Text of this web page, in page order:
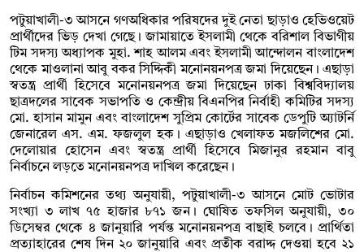
পটুয়াখালী-৩ আসনে গণঅধিকার পরিষদের দুই নেতা ছাড়াও হেভিওয়েট
প্রার্থীদের ভিড় দেখা গেছে। জামায়াতে ইসলামী থেকে বরিশাল বিভাগীয়
টিম সদস্য অধ্যাপক মুহা. শাহ আলম এবং ইসলামী আন্দোলন বাংলাদেশ
থেকে মাওলানা আবু বকর সিদ্দিকী মনোনয়নপত্র জমা দিয়েছেন। এছাড়া
স্বতন্ত্র প্রার্থী হিসেবে মনোনয়নপত্র জমা দিয়েছেন ঢাকা বিশ্ববিদ্যালয়
ছাত্রদলের সাবেক সভাপতি ও কেন্দ্রীয় বিএনপির নির্বাহী কমিটির সদস্য
মো. হাসান মামুন এবং বাংলাদেশ সুপ্রিম কোর্টের সাবেক ডেপুটি অ্যাটর্নি
জেনারেল এস. এম. ফজলুল হক। এছাড়াও খেলাফত মজলিশের মো.
দেলোয়ার হোসেন এবং স্বতন্ত্র প্রার্থী হিসেবে মিজানুর রহমান বাবু
নির্বাচনে লড়তে মনোনয়নপত্র দাখিল করেছেন।
নির্বাচন কমিশনের তথ্য অনুযায়ী, পটুয়াখালী-৩ আসনে মোট ভোটার
সংখ্যা ৩ লাখ ৭৫ হাজার ৮৭১ জন। ঘোষিত তফসিল অনুযায়ী, ৩০
ডিসেম্বর থেকে ৪ জানুয়ারি পর্যন্ত মনোনয়নপত্র বাছাই চলবে। প্রার্থিতা
প্রত্যাহারের শেষ দিন ২০ জানুয়ারি এবং প্রতীক বরাদ্দ দেওয়া হবে ২১